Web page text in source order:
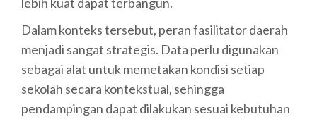
Dalam konteks tersebut, peran fasilitator daerah
menjadi sangat strategis. Data perlu digunakan
sebagai alat untuk memetakan kondisi setiap
sekolah secara kontekstual, sehingga
pendampingan dapat dilakukan sesuai kebutuhan